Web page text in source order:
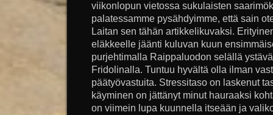
viikonlopun vietossa sukulaisten
palatessamme pysähdyimme, että sain
Laitan sen tähän artikkelikuvaksi.
eläkkeelle jäänti kuluvan kuun
purjehtimalla Raippaluodon selällä
Fridolinalla. Tuntuu hyvältä olla ilman
päätyövastuita. Stressitaso on laskenut
käyminen on jättänyt minut hauraaksi
on viimein lupa kuunnella itseään ja